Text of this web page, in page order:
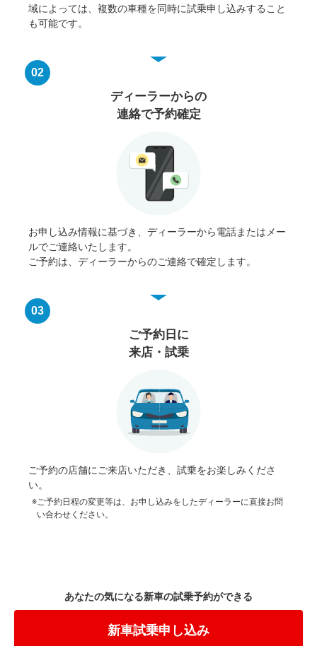
域によっては、複数の車種を同時に試乗申し込みすること
も可能です。
02
ディーラーからの
連絡で予約確定
お申し込み情報に基づき、ディーラーから電話またはメー
ルでご連絡いたします。
ご予約は、ディーラーからのご連絡で確定します。
03
ご予約日に
来店・試乗
ご予約の店舗にご来店いただき、試乗をお楽しみくださ
い。
※ご予約日程の変更等は、お申し込みをしたディーラーに直接お問
い合わせください。
あなたの気になる新車の試乗予約ができる
新車試乗申し込み